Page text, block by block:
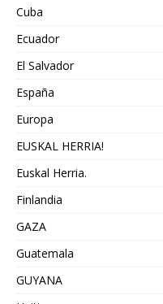
Cuba
Ecuador
El Salvador
España
Europa
EUSKAL HERRIA!
Euskal Herria.
Finlandia
GAZA
Guatemala
GUYANA